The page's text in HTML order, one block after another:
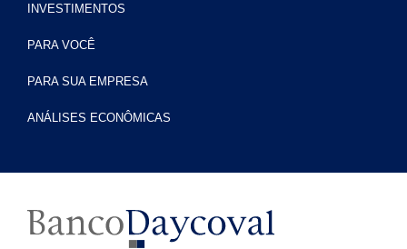
INVESTIMENTOS
PARA VOCÊ
PARA SUA EMPRESA
ANÁLISES ECONÔMICAS